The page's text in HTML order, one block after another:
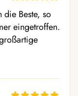
Beste, so
eingetroffen.